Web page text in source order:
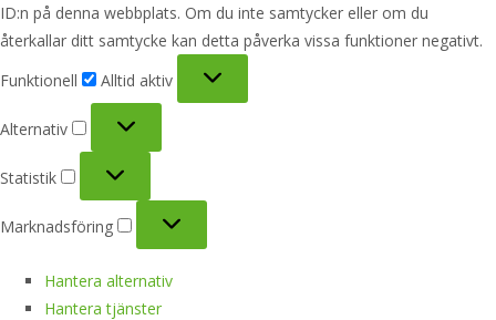
ID:n på denna webbplats. Om du inte samtycker eller om du
återkallar ditt samtycke kan detta påverka vissa funktioner negativt.
Funktionell
Alltid aktiv
Alternativ
Statistik
Marknadsföring
Hantera alternativ
Hantera tjänster